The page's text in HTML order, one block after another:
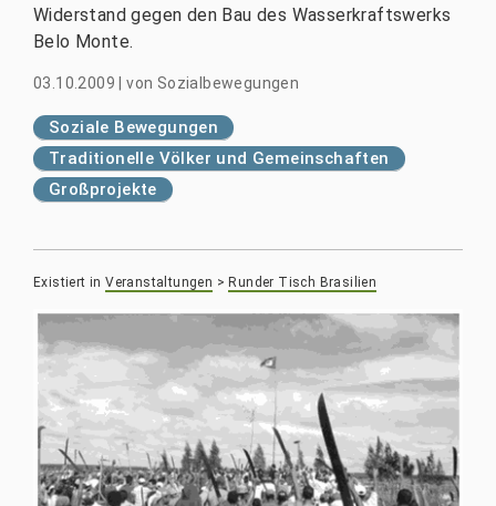
Widerstand gegen den Bau des Wasserkraftswerks
Belo Monte.
03.10.2009 |von Sozialbewegungen
Soziale Bewegungen
Traditionelle Völker und Gemeinschaften
Großprojekte
Existiert in Veranstaltungen > Runder Tisch Brasilien